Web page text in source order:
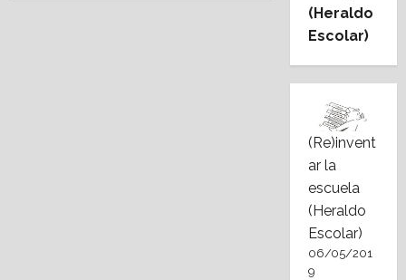
(Heraldo
Escolar)
(Re)invent
ar la
escuela
(Heraldo
Escolar)
06/05/201
9